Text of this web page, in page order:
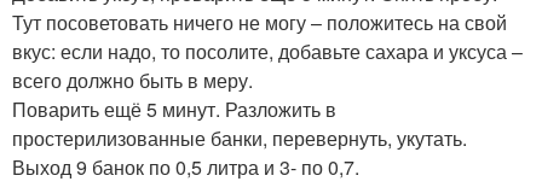
Тут посоветовать ничего не могу – положитесь на свой
вкус: если надо, то посолите, добавьте сахара и уксуса –
всего должно быть в меру.
Поварить ещё 5 минут. Разложить в
простерилизованные банки, перевернуть, укутать.
Выход 9 банок по 0,5 литра и 3- по 0,7.